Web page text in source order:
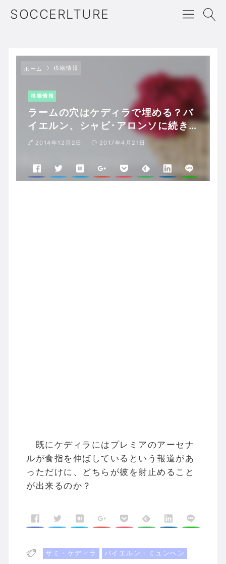
SOCCERLTURE
ホーム 移籍情報
移籍情報
ラームの穴はケディラで埋める？バ
イエルン、シャビ･アロンソに続き
ケディラ獲得か
2014年12月2日 2017年4月21日
既にケディラにはプレミアのアーセナ
ルが食指を伸ばしているという報道があ
っただけに、どちらが彼を射止めること
が出来るのか？
サミ・ケディラ
バイエルン・ミュンヘン